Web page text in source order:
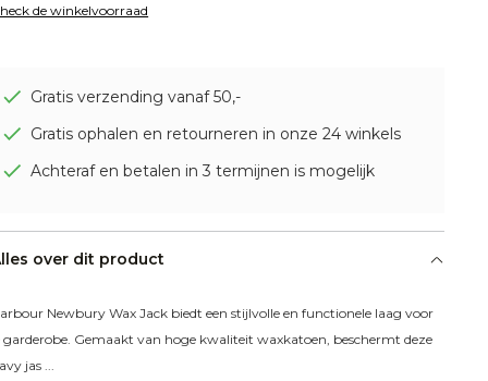
de winkelvoorraad
Gratis verzending vanaf 50,-
Gratis ophalen en retourneren in onze 24 winkels
Achteraf en betalen in 3 termijnen is mogelijk
over dit product
Newbury Wax Jack biedt een stijlvolle en functionele laag voor
garderobe. Gemaakt van hoge kwaliteit waxkatoen, beschermt deze
jas ...